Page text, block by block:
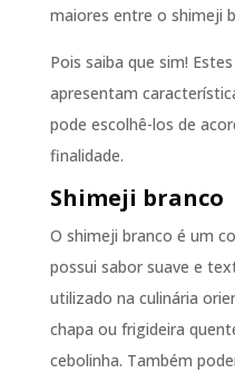
maiores entre o shimeji
Pois saiba que sim!
apresentam
pode escolhê-los de
finalidade.
Shimeji branco
O shimeji branco é um
possui sabor suave e
utilizado na culinária
chapa ou frigideira
cebolinha. Também